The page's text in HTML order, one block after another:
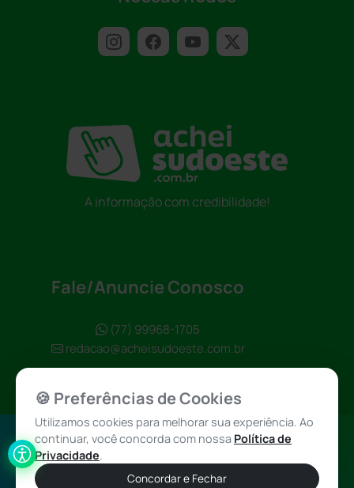
A informação com credibilidade!
Fale/Anuncie Conosco
(77) 99968-1705
redacao@acheisudoeste.com.br
Política de
Privacidade
Achei Sudoeste
© 2026 - Todos
os direitos
🍪 Preferências de Cookies
Utilizamos cookies para melhorar sua experiência. Ao
continuar, você concorda com nossa Política de
Privacidade.
Concordar e Fechar